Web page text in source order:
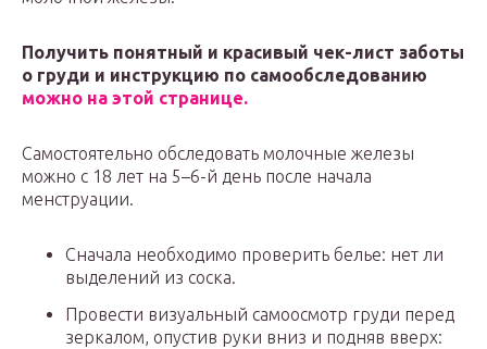
Получить понятный и красивый чек-лист заботы
о груди и инструкцию по самообследованию
можно на этой странице.
Самостоятельно обследовать молочные железы
можно с 18 лет на 5–6-й день после начала
менструации.
Сначала необходимо проверить белье: нет ли
выделений из соска.
Провести визуальный самоосмотр груди перед
зеркалом, опустив руки вниз и подняв вверх: